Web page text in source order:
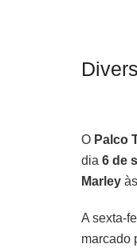
O Palco
dia 6 de
Marley
A sexta-
marcado